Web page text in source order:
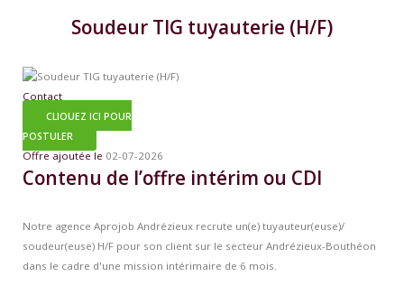
Offres d'emploi
Candidats
Contacts et agences
Soudeur TIG tuyauterie (H/F)
Contact
CLIQUEZ ICI POUR
POSTULER
Offre ajoutée le 02-07-2026
Contenu de l’offre intérim ou CDI
Notre agence Aprojob Andrézieux recrute un(e) tuyauteur(euse)/
soudeur(euse) H/F pour son client sur le secteur Andrézieux-Bouthéon
dans le cadre d'une mission intérimaire de 6 mois.